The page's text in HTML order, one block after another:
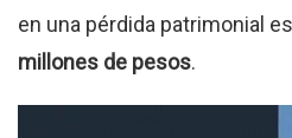
en una pérdida patrimonial
millones de pesos.